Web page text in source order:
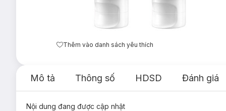
Thêm vào danh sách yêu thích
Mô tả Thông số HDSD Đánh giá
Nội dung đang được cập nhật